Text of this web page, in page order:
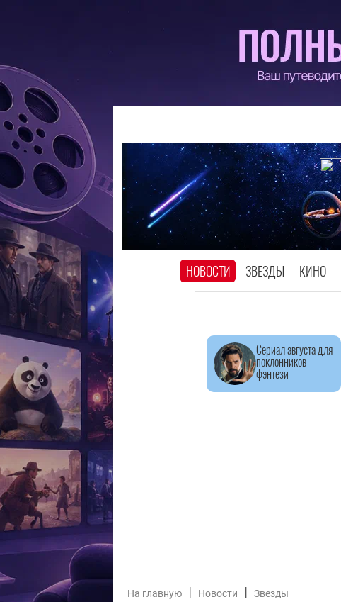
НОВОСТИ ЗВЕЗДЫ КИНО
Сериал августа для
поклонников
фэнтези
На главную | Новости | Звезды